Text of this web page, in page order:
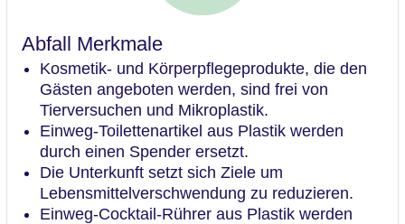
Abfall Merkmale
Kosmetik- und Körperpflegeprodukte, die den
Gästen angeboten werden, sind frei von
Tierversuchen und Mikroplastik.
Einweg-Toilettenartikel aus Plastik werden
durch einen Spender ersetzt.
Die Unterkunft setzt sich Ziele um
Lebensmittelverschwendung zu reduzieren.
Einweg-Cocktail-Rührer aus Plastik werden